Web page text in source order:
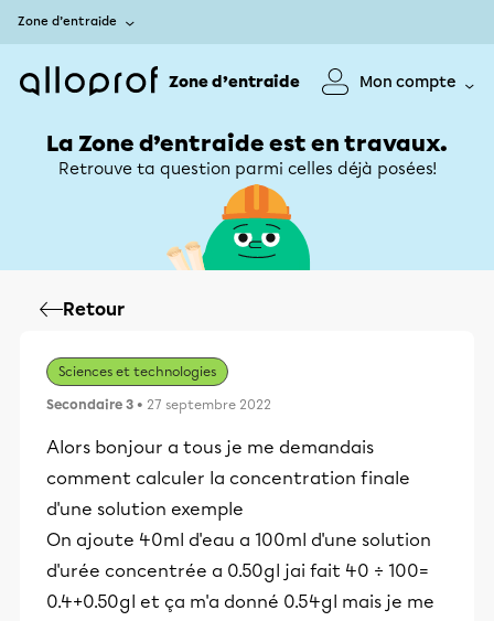
Zone d’entraide
Zone d’entraide Mon compte
La Zone d’entraide est en travaux.
Retrouve ta question parmi celles déjà posées!
Retour
Sciences et technologies
Secondaire 3 • 27 septembre 2022
Alors bonjour a tous je me demandais
comment calculer la concentration finale
d'une solution exemple
On ajoute 40ml d'eau a 100ml d'une solution
d'urée concentrée a 0.50gl jai fait 40 ÷ 100=
0.4+0.50gl et ça m'a donné 0.54gl mais je me